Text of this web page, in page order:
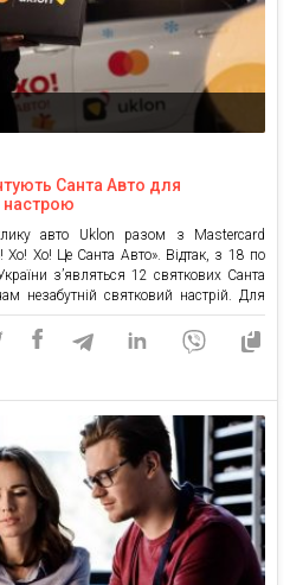
Санта Авто для
настрою
авто Uklon разом з Mastercard
Хо! Хо! Це Санта Авто». Відтак, з 18 по
зʼявляться 12 святкових Санта
незабутній святковий настрій. Для
потрібно викликати автівку через
послуги […]